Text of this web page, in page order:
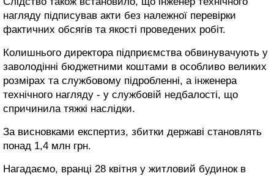
нагляду підписував акти без належної перевірки
фактичних обсягів та якості проведених робіт.
Колишнього директора підприємства обвинувачують у
заволодінні бюджетними коштами в особливо великих
розмірах та службовому підробленні, а інженера
технічного нагляду - у службовій недбалості, що
спричинила тяжкі наслідки.
За висновками експертиз, збитки державі становлять
понад 1,4 млн грн.
Нагадаємо, вранці 28 квітня у житловий будинок в